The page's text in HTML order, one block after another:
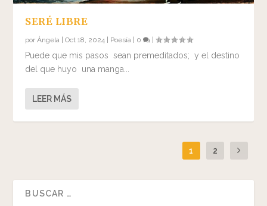
SERÉ LIBRE
porÁngela |Oct 18, 2024 Poesía 0 |
Puede que mis pasos sean premeditados; y el destino
del que huyo una manga...
LEER MÁS
1 2